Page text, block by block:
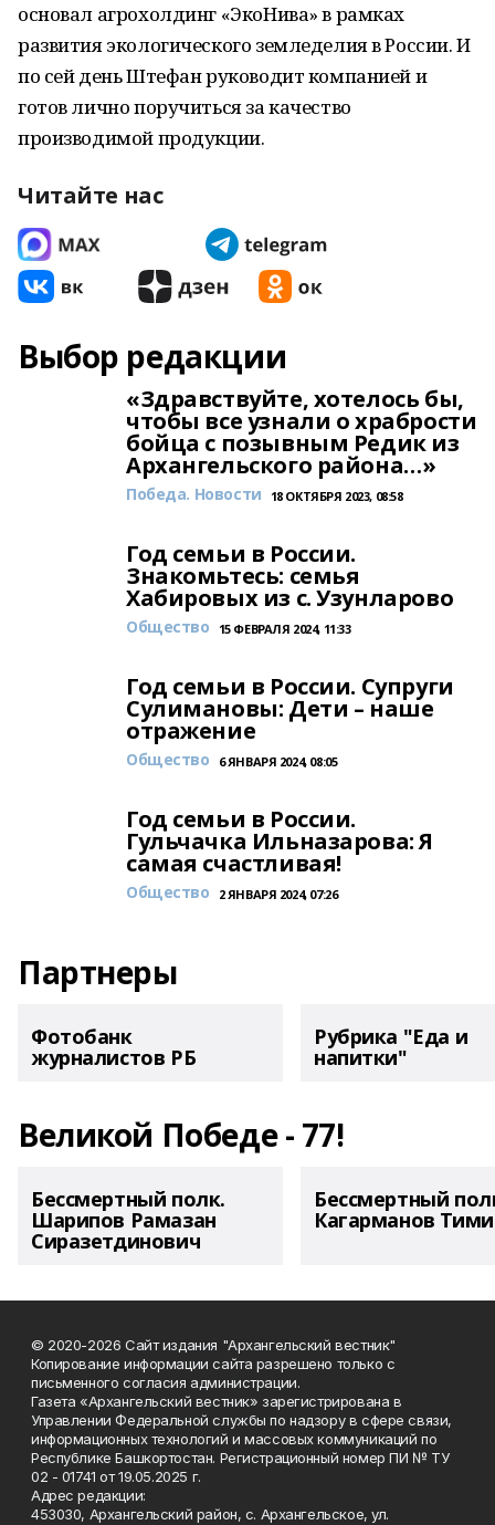
основал агрохолдинг «ЭкоНива» в рамках
развития экологического земледелия в России. И
по сей день Штефан руководит компанией и
готов лично поручиться за качество
производимой продукции.
Читайте нас
Выбор редакции
«Здравствуйте, хотелось бы,
чтобы все узнали о храбрости
бойца с позывным Редик из
Архангельского района…»
Победа. Новости 18 ОКТЯБРЯ 2023, 08:58
Год семьи в России.
Знакомьтесь: семья
Хабировых из с. Узунларово
Общество 15 ФЕВРАЛЯ 2024, 11:33
Год семьи в России. Супруги
Сулимановы: Дети – наше
отражение
Общество 6 ЯНВАРЯ 2024, 08:05
Год семьи в России.
Гульчачка Ильназарова: Я
самая счастливая!
Общество 2 ЯНВАРЯ 2024, 07:26
Партнеры
Фотобанк
журналистов РБ
Рубрика "Еда и
напитки"
Великой Победе - 77!
Бессмертный полк.
Шарипов Рамазан
Сиразетдинович
Бессмертный
Кагарманов
© 2020-2026 Сайт издания "Архангельский вестник"
Копирование информации сайта разрешено только с
письменного согласия администрации.
Газета «Архангельский вестник» зарегистрирована в
Управлении Федеральной службы по надзору в сфере связи,
информационных технологий и массовых коммуникаций по
Республике Башкортостан. Регистрационный номер ПИ № ТУ
02 - 01741 от 19.05.2025 г.
Адрес редакции:
453030, Архангельский район, с. Архангельское, ул.